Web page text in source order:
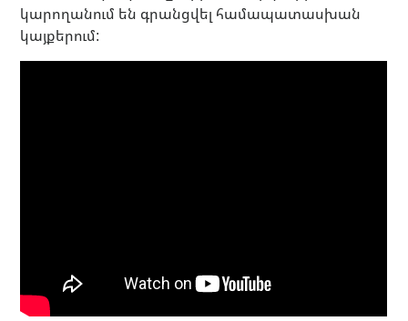
կարողանում են գրանցվել համապատասխան
կայքերում: